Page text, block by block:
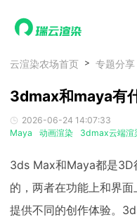
首页
产品服务
云制作
云渲染管理系统
AI视频插帧
云制作
云渲染管理系统
AI视频插帧
云制作
云渲染管理系统
AI视频插帧
云制作
云渲染管理系统
AI视频插帧
云制作
云渲染管理系统
AI视频插帧
云制作
云渲染管理系统
AI视频插帧
解决方案
Maya云渲染方案
3ds Max云渲染方案
Blender 云渲染方案
Maya AI渲染方案
Maya云渲染方案
3ds Max云渲染方案
Blender 云渲染方案
Maya AI渲染方案
Maya云渲染方案
3ds Max云渲染方案
Blender 云渲染方案
Maya AI渲染方案
Maya云渲染方案
3ds Max云渲染方案
Blender 云渲染方案
Maya AI渲染方案
Maya云渲染方案
3ds Max云渲染方案
Blender 云渲染方案
Maya AI渲染方案
Maya云渲染方案
3ds Max云渲染方案
Blender 云渲染方案
Maya AI渲染方案
价格
效果图价格
云制作价格
效果图价格
云制作价格
效果图价格
云制作价格
效果图价格
云制作价格
效果图价格
云制作价格
效果图价格
云制作价格
新闻资讯
新闻资讯
新闻资讯
新闻资讯
新闻资讯
新闻资讯
云渲染农场首页 专题分享
3dmax和maya有
2026-06-24 14:07:33
Maya
动画渲染 3dmax云端渲
3ds Max和Maya都是3D
的，两者在功能上和界
提供不同的创作体验。